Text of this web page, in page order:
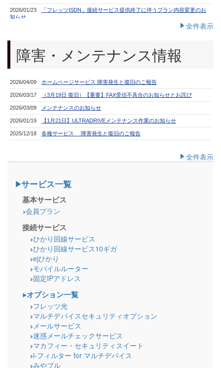
全件表示
障害・メンテナンス情報
全件表示
サービス一覧
基本サービス
会員プラン
接続サービス
ひかり回線サービス
ひかり回線サービス10ギガ
ejひかり
モバイルルーター
固定IPアドレス
オプション一覧
フレッツ光
マルチデバイスセキュリティオプション
メールサービス
迷惑メールチェックサービス
マカフィー・セキュリティスイート
i-フィルター for マルチデバイス
みやブル